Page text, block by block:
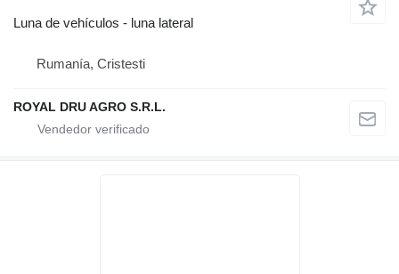
Luna de vehículos - luna lateral
Rumanía, Cristesti
ROYAL DRU AGRO S.R.L.